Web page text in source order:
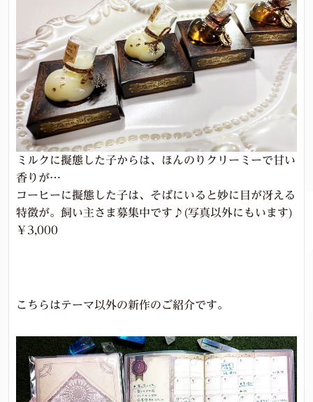
ミルクに擬態した子からは、ほんのりクリーミーで甘い
香りが…
コーヒーに擬態した子は、そばにいると妙に目が冴える
特徴が。飼い主さま募集中です♪(写真以外にもいます)
￥3,000
こちらはテーマ以外の新作のご紹介です。